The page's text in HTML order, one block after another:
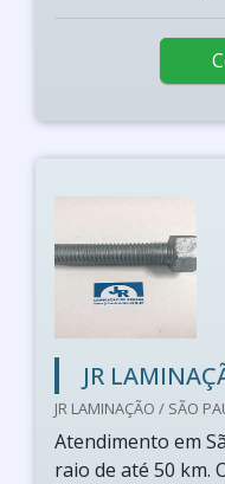
JR
JR LAMINAÇÃO / SÃO
Atendimento em
raio de até 50 km.